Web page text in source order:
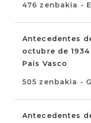
476 zenbakia -
Antecedentes
octubre de
País Vasco
505 zenbakia -
Antecedentes